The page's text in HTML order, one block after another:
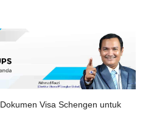
Dokumen Visa Schengen untuk